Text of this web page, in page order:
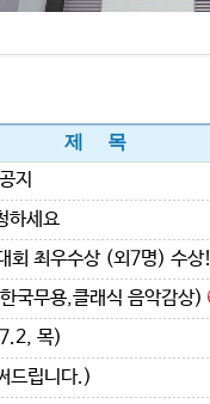
제 목
지
하세요
회 최우수상 (외7명) 수상!
국무용,클래식 음악감상)
목)
드립니다.)